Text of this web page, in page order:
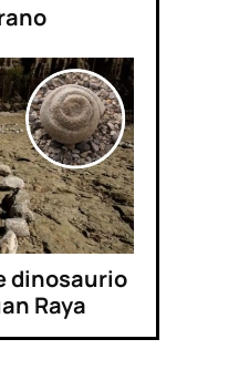
dinosaurio
Raya